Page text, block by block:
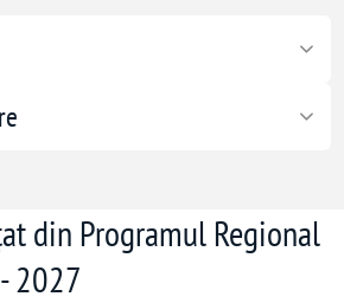
din Programul Regional
2027